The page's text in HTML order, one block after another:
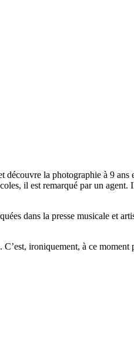
la photographie à 9 ans
il est remarqué par un
dans la presse musicale et
ironiquement, à ce